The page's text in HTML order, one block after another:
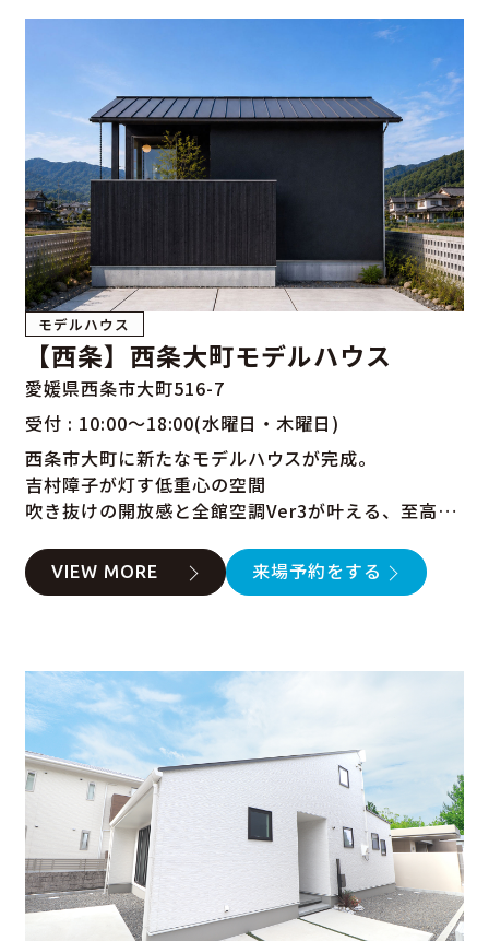
れるリビング。そしてラグジュアリー感あふれるラ
ウンジ風のダイニングキッチンへ。ゲストを華やか
に歓迎する動線が整えられています。
また、隣接した居室には設計コンセプト「陽」を体
現した暖炉と、それを囲む曲線が美しく、エレガン
トなデザインのソファが設置され、気兼ねなく共に
楽しむことができる設計となっています。
また、人気の住宅用サウナや外気浴を楽しめるバル
コニーなども備えており、家族や仲間と別荘で過ご
すような特別な時間が毎日楽しめる、ラグジュアリ
ーな空間が魅力のモデルハウスです。
モデルハウス
【西条】西条大町モデルハウス
愛媛県西条市大町516-7
受付 : 10:00～18:00(水曜日・木曜日)
西条市大町に新たなモデルハウスが完成。
吉村障子が灯す低重心の空間
吹き抜けの開放感と全館空調Ver3が叶える、至高の
VIEW MORE 来場予約をする